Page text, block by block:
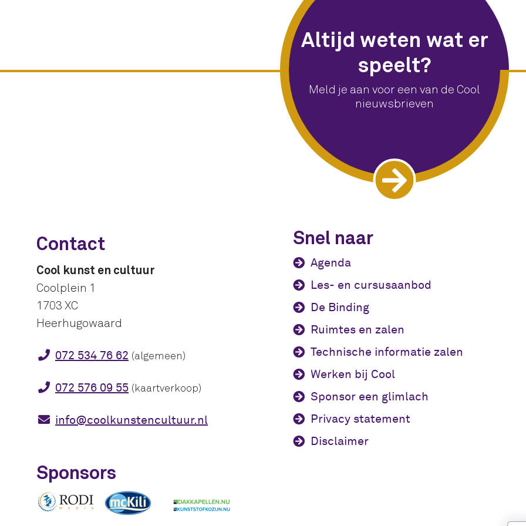
Altijd weten wat er
speelt?
Meld je aan voor een van de Cool
nieuwsbrieven
Contact
Cool kunst en cultuur
Coolplein 1
1703 XC
Heerhugowaard
072 534 76 62 (algemeen)
072 576 09 55 (kaartverkoop)
info@coolkunstencultuur.nl
Snel naar
Agenda
Les- en cursusaanbod
De Binding
Ruimtes en zalen
Technische informatie zalen
Werken bij Cool
Sponsor een glimlach
Privacy statement
Disclaimer
Sponsors